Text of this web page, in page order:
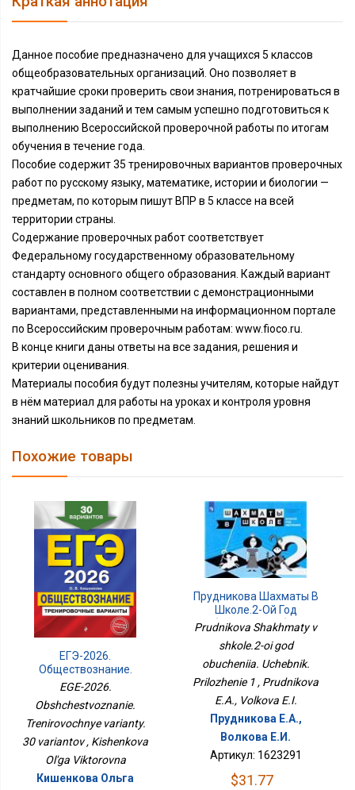
Данное пособие предназначено для учащихся 5 классов
общеобразовательных организаций. Оно позволяет в
кратчайшие сроки проверить свои знания, потренироваться в
выполнении заданий и тем самым успешно подготовиться к
выполнению Всероссийской проверочной работы по итогам
обучения в течение года.
Пособие содержит 35 тренировочных вариантов проверочных
работ по русскому языку, математике, истории и биологии —
предметам, по которым пишут ВПР в 5 классе на всей
территории страны.
Содержание проверочных работ соответствует
Федеральному государственному образовательному
стандарту основного общего образования. Каждый вариант
составлен в полном соответствии с демонстрационными
вариантами, представленными на информационном портале
по Всероссийским проверочным работам: www.fioco.ru.
В конце книги даны ответы на все задания, решения и
критерии оценивания.
Материалы пособия будут полезны учителям, которые найдут
в нём материал для работы на уроках и контроля уровня
знаний школьников по предметам.
Похожие товары
ЕГЭ-2026.
Обществознание.
Тренировочные
EGE-2026.
Obshchestvoznanie.
Trenirovochnye varianty.
30 variantov , Kishenkova
Ol'ga Viktorovna
Кишенкова Ольга
Прудникова Шахматы В
Школе.2-Ой Год
Обучения. Учебник.
Prudnikova Shakhmaty v
shkole.2-oi god
obucheniia. Uchebnik.
Prilozhenie 1 , Prudnikova
E.A., Volkova E.I.
Прудникова Е.А.,
Волкова Е.И.
Артикул: 1623291
$31.77